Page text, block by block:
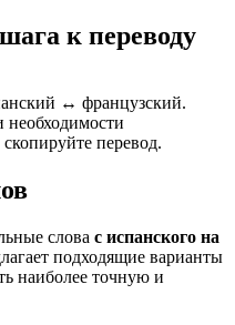
к переводу
↔ французский.
скопируйте перевод.
слова с испанского на
подходящие варианты
наиболее точную и